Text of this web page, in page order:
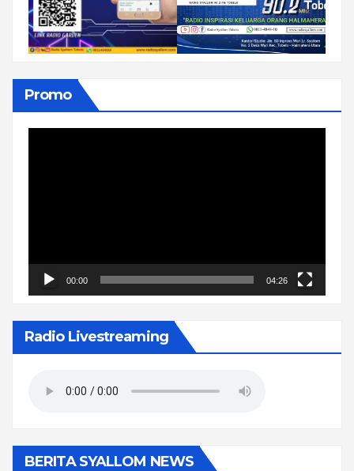
Promo
00:00 04:26
Radio Livestreaming
BERITA SYALLOM NEWS